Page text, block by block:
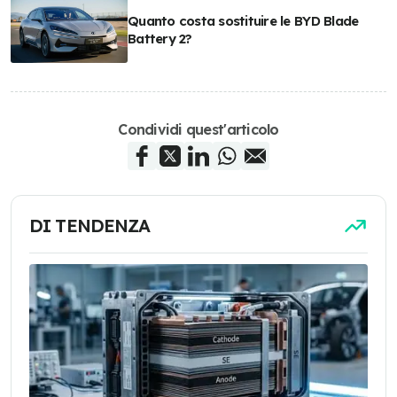
Quanto costa sostituire le BYD Blade
Battery 2?
Condividi quest'articolo
DI TENDENZA